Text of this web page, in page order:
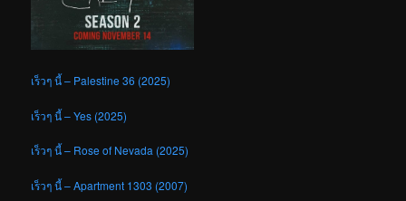
เร็วๆ นี้ – Palestine 36 (2025)
เร็วๆ นี้ – Yes (2025)
เร็วๆ นี้ – Rose of Nevada (2025)
เร็วๆ นี้ – Apartment 1303 (2007)